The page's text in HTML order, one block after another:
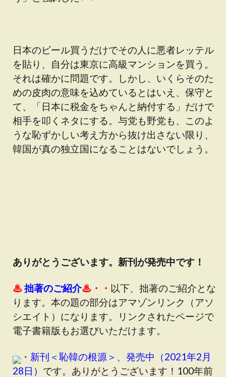
日本のビール買うだけでその人に悪者レッテル
を貼り、自分は東京に高級マンションを買う。
それは確かに問題です。しかし、いくらそのた
めの皮肉の意味を込めているとはいえ、保守と
て、「日本に税金をちゃんと納付する」だけで
相手を叩くネタにする。与党も野党も、このよ
うな恥ずかしい考え方から抜け出さない限り、
韓国が真の独立国になることはないでしょう。
ありがとうございます。新刊が発売中です！
♨拙著のご紹介♨・・ 以下、拙著のご紹介とな
ります。本の題の部分はアマゾンリンク（アソ
シエイト） になります。リンクされたページで
電子書籍版もお選びいただけます。
・ 新刊＜恥韓の根源＞、発売中（2021年2月
28日） です。ありがとうございます！100年前